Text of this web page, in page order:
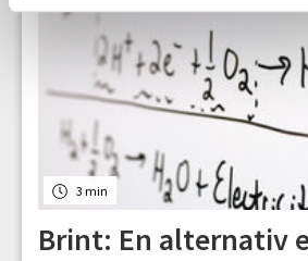
3 min
Brint: En alternativ